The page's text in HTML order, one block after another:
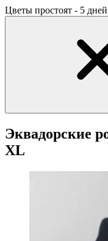
Цветы простоят - 5
Эквадорские
XL